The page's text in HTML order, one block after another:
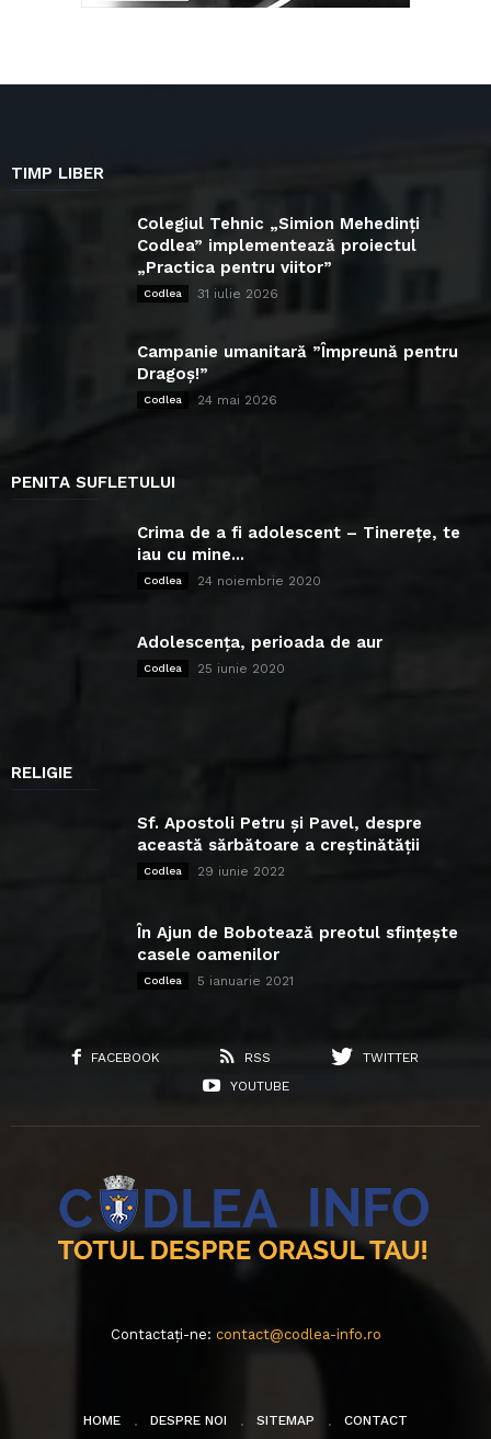
TIMP LIBER
Colegiul Tehnic „Simion Mehedinți
Codlea” implementează proiectul
„Practica pentru viitor”
Codlea 31 iulie 2026
Campanie umanitară ”Împreună pentru
Dragoș!”
Codlea 24 mai 2026
PENITA SUFLETULUI
Crima de a fi adolescent – Tinerețe, te
iau cu mine...
Codlea 24 noiembrie 2020
Adolescența, perioada de aur
Codlea 25 iunie 2020
RELIGIE
Sf. Apostoli Petru și Pavel, despre
această sărbătoare a creștinătății
Codlea 29 iunie 2022
În Ajun de Bobotează preotul sfințește
casele oamenilor
Codlea 5 ianuarie 2021
FACEBOOK RSS
TWITTER
YOUTUBE
Contactați-ne: contact@codlea-info.ro
HOME DESPRE NOI SITEMAP CONTACT